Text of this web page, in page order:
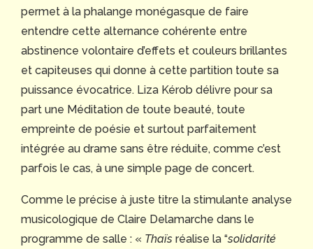
permet à la phalange monégasque de faire
entendre cette alternance cohérente entre
abstinence volontaire d’effets et couleurs brillantes
et capiteuses qui donne à cette partition toute sa
puissance évocatrice. Liza Kérob délivre pour sa
part une Méditation de toute beauté, toute
empreinte de poésie et surtout parfaitement
intégrée au drame sans être réduite, comme c’est
parfois le cas, à une simple page de concert.
Comme le précise à juste titre la stimulante analyse
musicologique de Claire Delamarche dans le
programme de salle : « Thaïs réalise la “solidarité